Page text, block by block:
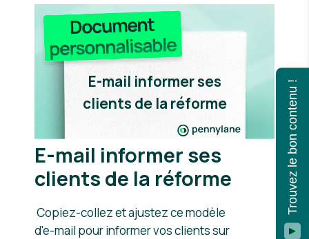
E-mail informer ses
clients de la réforme
E-mail informer ses
clients de la réforme
Copiez-collez et ajustez ce modèle
d'e-mail pour informer vos clients sur
Trouvez le bon contenu !